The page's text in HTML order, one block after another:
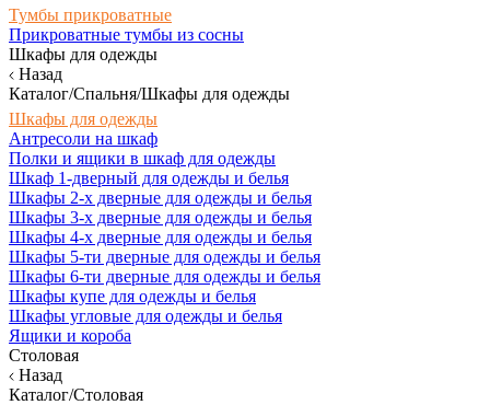
Тумбы прикроватные
Прикроватные тумбы из сосны
Шкафы для одежды
Назад
Каталог/Спальня/Шкафы для одежды
Шкафы для одежды
Антресоли на шкаф
Полки и ящики в шкаф для одежды
Шкаф 1-дверный для одежды и белья
Шкафы 2-х дверные для одежды и белья
Шкафы 3-х дверные для одежды и белья
Шкафы 4-х дверные для одежды и белья
Шкафы 5-ти дверные для одежды и белья
Шкафы 6-ти дверные для одежды и белья
Шкафы купе для одежды и белья
Шкафы угловые для одежды и белья
Ящики и короба
Столовая
Назад
Каталог/Столовая